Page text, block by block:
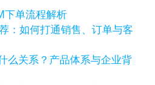
下单流程解析
：如何打通销售、订单与客
么关系？产品体系与企业背